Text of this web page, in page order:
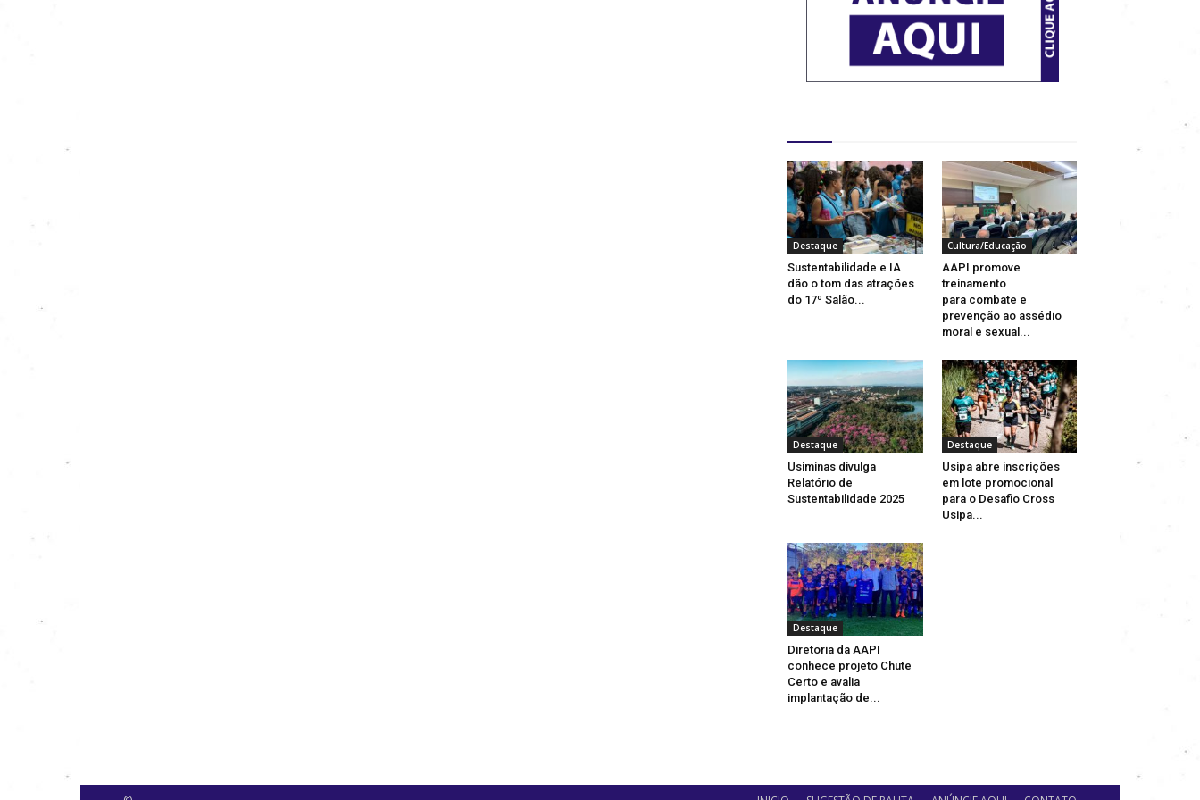
Destaque
Sustentabilidade e IA
dão o tom das atrações
do 17º Salão...
Cultura/Educação
AAPI promove
treinamento
para combate e
prevenção ao assédio
moral e sexual...
Destaque
Usiminas divulga
Relatório de
Sustentabilidade 2025
Destaque
Usipa abre inscrições
em lote promocional
para o Desafio Cross
Usipa...
Destaque
Diretoria da AAPI
conhece projeto Chute
Certo e avalia
implantação de...